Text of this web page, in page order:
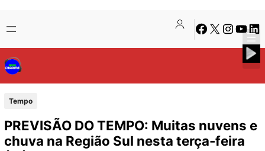
para
o
conteúdo
to
content
Facebook
X Instagram
Tempo
PREVISÃO DO TEMPO: Muitas nuvens e
chuva na Região Sul nesta terça-feira